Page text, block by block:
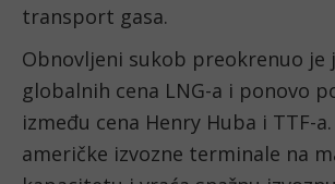
transport gasa.
Obnovljeni sukob preokrenuo je
globalnih cena LNG-a i ponovo
između cena Henry Huba i TTF-
američke izvozne terminale na